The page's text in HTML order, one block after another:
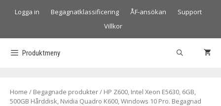
Logga in Begagnatklassificering ÅF-ansökan
Support
Villkor
Produktmeny
Home / Begagnade produkter/ HP Z600, Intel Xeon E5630, 6GB,
500GB Hårddisk, Nvidia Quadro K600, Windows 10 Pro. Begagnad